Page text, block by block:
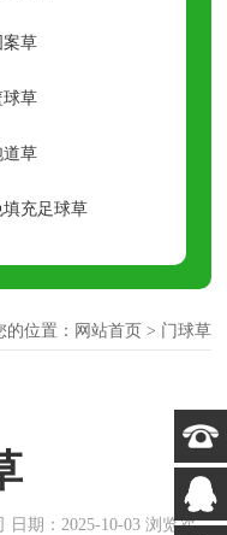
案草
球草
道草
填充足球草
的位置： 网站首页> 门球草
期：2025-10-03 浏览次